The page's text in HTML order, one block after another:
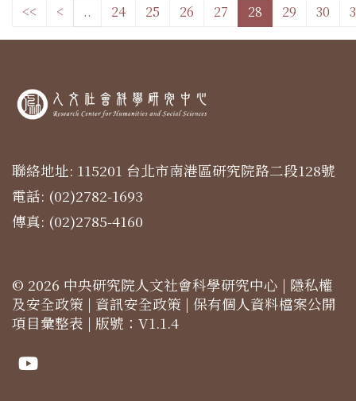
<< < .. 24 25 26 27 28 29 30
聯絡地址: 115201 台北市南港區研究院路二段128號
電話: (02)2782-1693
傳真: (02)2785-4160
© 2026 中央研究院人文社會科學研究中心 | 隱私權
及安全政策 | 資訊安全政策 | 保有個人資料檔案公開
項目彙整表 | 版號：V1.1.4
Youtube